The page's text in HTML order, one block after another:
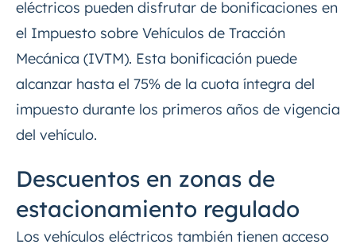
eléctricos pueden disfrutar de bonificaciones en
el Impuesto sobre Vehículos de Tracción
Mecánica (IVTM). Esta bonificación puede
alcanzar hasta el 75% de la cuota íntegra del
impuesto durante los primeros años de vigencia
del vehículo.
Descuentos en zonas de
estacionamiento regulado
Los vehículos eléctricos también tienen acceso